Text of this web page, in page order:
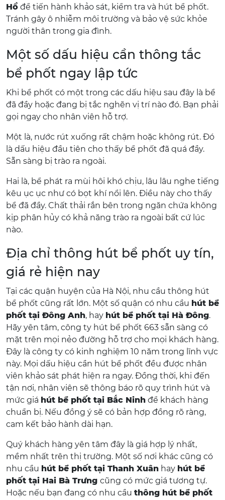
Hồ để tiến hành khảo sát, kiểm tra và hút bể phốt.
Tránh gây ô nhiễm môi trường và bảo vệ sức khỏe
người thân trong gia đình.
Một số dấu hiệu cần thông tắc
bể phốt ngay lập tức
Khi bể phốt có một trong các dấu hiệu sau đây là bể
đã đầy hoặc đang bị tắc nghẽn vị trí nào đó. Bạn phải
gọi ngay cho nhân viên hỗ trợ.
Một là, nước rút xuống rất chậm hoặc không rút. Đó
là dấu hiệu đầu tiên cho thấy bể phốt đã quá đầy.
Sẵn sàng bị trào ra ngoài.
Hai là, bể phát ra mùi hôi khó chịu, lâu lâu nghe tiếng
kêu ục ục như có bọt khí nổi lên. Điều này cho thấy
bể đã đầy. Chất thải rắn bên trong ngăn chứa không
kịp phân hủy có khả năng trào ra ngoài bất cứ lúc
nào.
Địa chỉ thông hút bể phốt uy tín,
giá rẻ hiện nay
Tại các quận huyện của Hà Nội, nhu cầu thông hút
bể phốt cũng rất lớn. Một số quận có nhu cầu hút bể
phốt tại Đông Anh, hay hút bể phốt tại Hà Đông.
Hãy yên tâm, công ty hút bể phốt 663 sẵn sàng có
mặt trên mọi nẻo đường hỗ trợ cho mọi khách hàng.
Đây là công ty có kinh nghiệm 10 năm trong lĩnh vực
này. Mọi dấu hiệu cần hút bể phốt đều được nhân
viên khảo sát phát hiện ra ngay. Đồng thời, khi đến
tận nơi, nhân viên sẽ thông báo rõ quy trình hút và
mức giá hút bể phốt tại Bắc Ninh để khách hàng
chuẩn bị. Nếu đồng ý sẽ có bản hợp đồng rõ ràng,
cam kết bảo hành dài hạn.
Quý khách hàng yên tâm đây là giá hợp lý nhất,
mềm nhất trên thị trường. Một số nơi khác cũng có
nhu cầu hút bể phốt tại Thanh Xuân hay hút bể
phốt tại Hai Bà Trưng cũng có mức giá tương tự.
Hoặc nếu bạn đang có nhu cầu thông hút bể phốt